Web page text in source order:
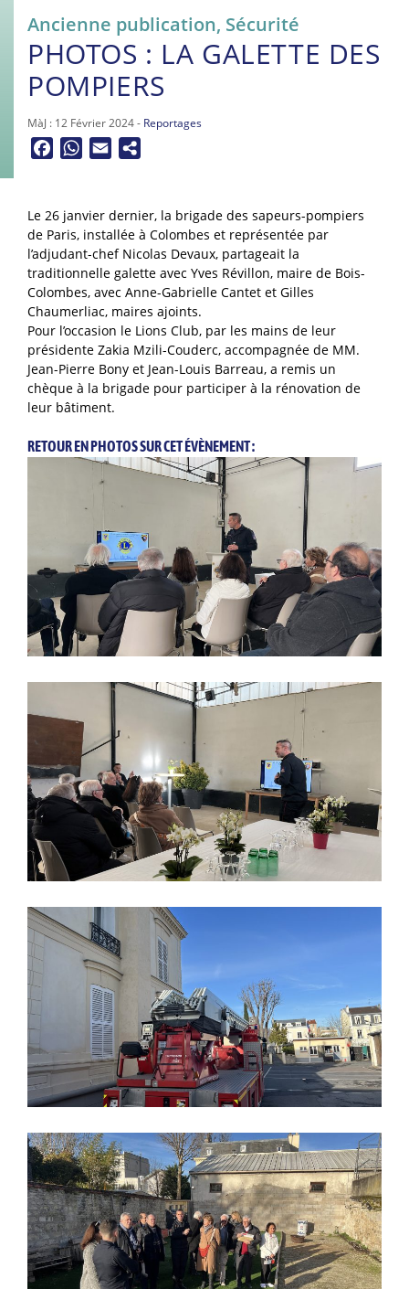
Ancienne publication, Sécurité
PHOTOS : LA GALETTE DES
POMPIERS
MàJ : 12 Février 2024 - Reportages
FacebookWhatsApp
Email
Le 26 janvier dernier, la brigade des sapeurs-pompiers
de Paris, installée à Colombes et représentée par
l’adjudant-chef Nicolas Devaux, partageait la
traditionnelle galette avec Yves Révillon, maire de Bois-
Colombes, avec Anne-Gabrielle Cantet et Gilles
Chaumerliac, maires ajoints.
Pour l’occasion le Lions Club, par les mains de leur
présidente Zakia Mzili-Couderc, accompagnée de MM.
Jean-Pierre Bony et Jean-Louis Barreau, a remis un
chèque à la brigade pour participer à la rénovation de
leur bâtiment.
RETOUR EN PHOTOS SUR CET ÉVÈNEMENT :